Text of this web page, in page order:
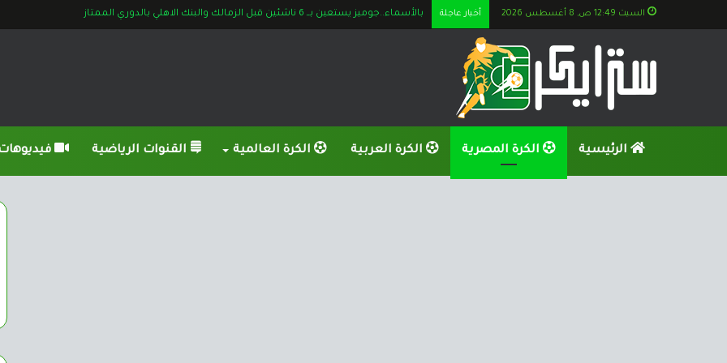
السبت 12:49 ص, 8 أغسطس 2026 أخبار عاجلة الكشف عن تطورات إصابة شيكابالا وأوباما قبل لقاء البنك
الرئيسية الكرة المصرية الكرة العربية الكرة العالمية القنوات الرياضية